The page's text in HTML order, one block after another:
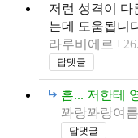
저런 성격이 다
는데 도움됩니
라루비에르
답댓글
흠... 저한테
꽈랑꽈랑여름
답댓글